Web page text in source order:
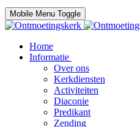
Mobile Menu Toggle
Home
Informatie
Over ons
Kerkdiensten
Activiteiten
Diaconie
Predikant
Zending